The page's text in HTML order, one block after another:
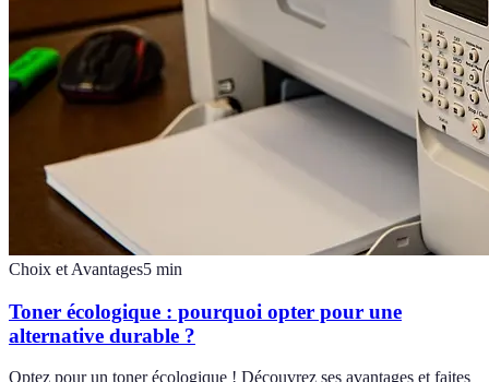
Choix et Avantages5 min
Toner écologique : pourquoi opter pour une
alternative durable ?
Optez pour un toner écologique ! Découvrez ses avantages et faites